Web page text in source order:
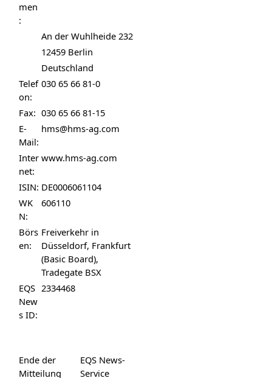
men
:
An der Wuhlheide 232
12459 Berlin
Deutschland
Telef
on:
030 65 66 81-0
Fax: 030 65 66 81-15
E-
Mail:
hms@hms-ag.com
Inter
net:
www.hms-ag.com
ISIN: DE0006061104
WK
N:
606110
Börs
en:
Freiverkehr in
Düsseldorf, Frankfurt
(Basic Board),
Tradegate BSX
EQS
New
s ID:
2334468
Ende der
Mitteilung
EQS News-
Service